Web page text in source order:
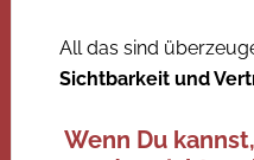
All das sind
Sichtbarkeit und
Wenn Du